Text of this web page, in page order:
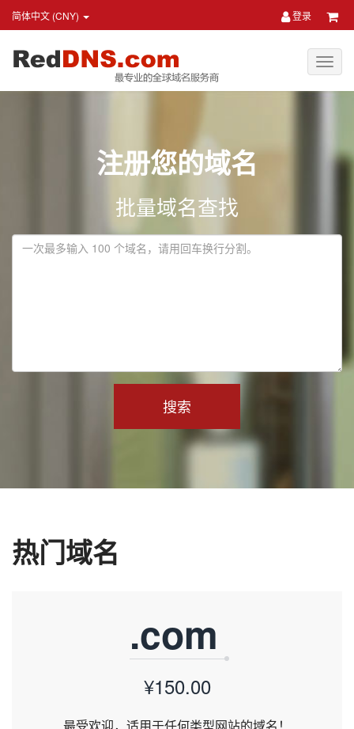
简体中文 (CNY) 登录
注册您的域名
批量域名查找
搜索
热门域名
.com
¥150.00